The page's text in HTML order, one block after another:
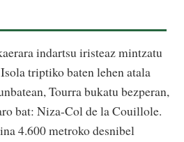
indartsu iristeaz mintzatu
Isola triptiko baten lehen atala
Tourra bukatu bezperan,
bat: Niza-Col de la Couillole.
4.600 metroko desnibel